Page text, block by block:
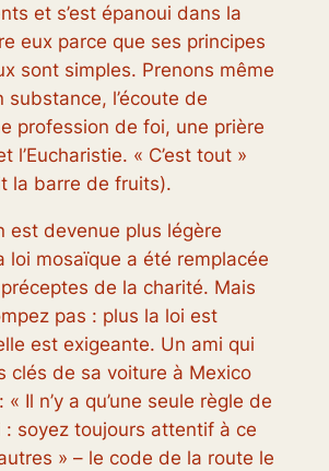
et s’est épanoui dans la
eux parce que ses principes
sont simples. Prenons même
substance, l’écoute de
profession de foi, une prière
l’Eucharistie. « C’est tout »
la barre de fruits).
est devenue plus légère
loi mosaïque a été remplacée
de la charité. Mais
pas : plus la loi est
est exigeante. Un ami qui
clés de sa voiture à Mexico
« Il n’y a qu’une seule règle de
: soyez toujours attentif à ce
» – le code de la route le